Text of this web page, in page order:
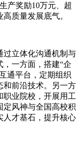
产奖励10万元、超
质量发展底气。
过立体化沟通机制与
一方面，搭建“企
通平台，定期组织
和前沿技术。另一方
职业院校，开展用工
定风神与全国高校积
人才基石，提升核心